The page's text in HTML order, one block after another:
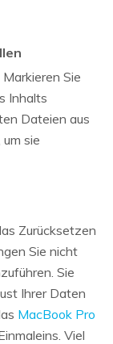
Sie
Inhalts
Dateien aus
sie
Zurücksetzen
Sie nicht
Sie
Ihrer Daten
MacBook Pro
Viel